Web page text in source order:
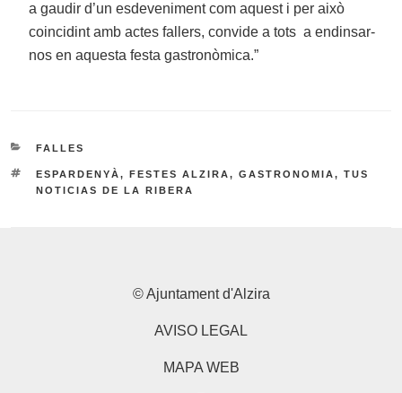
a gaudir d’un esdeveniment com aquest i per això
coincidint amb actes fallers, convide a tots a endinsar-
nos en aquesta festa gastronòmica.”
CATEGORIES
FALLES
ETIQUETES
ESPARDENYÀ, FESTES ALZIRA, GASTRONOMIA, TUS
NOTICIAS DE LA RIBERA
© Ajuntament d'Alzira
AVISO LEGAL
MAPA WEB